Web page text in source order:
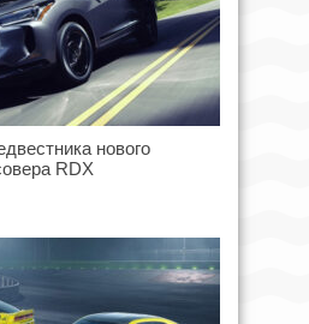
нового
RDX